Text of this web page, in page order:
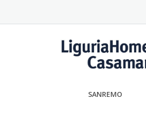
content
SANREMO